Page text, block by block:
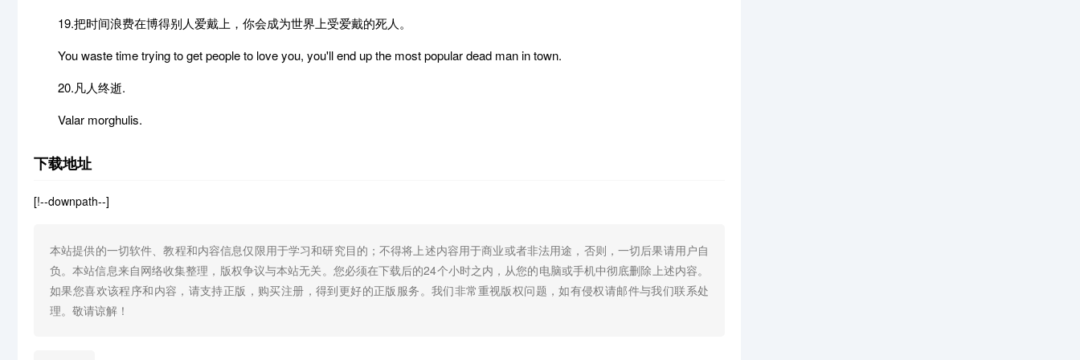
19.把时间浪费在博得别人爱戴上，你会成为世界上受爱戴的死人。
You waste time trying to get people to love you, you'll end up the most popular dead man in town.
20.凡人终逝.
Valar morghulis.
下载地址
[!--downpath--]
本站提供的一切软件、教程和内容信息仅限用于学习和研究目的；不得将上述内容用于商业或者非法用途，否则，一切后果请用户自
负。本站信息来自网络收集整理，版权争议与本站无关。您必须在下载后的24个小时之内，从您的电脑或手机中彻底删除上述内容。
如果您喜欢该程序和内容，请支持正版，购买注册，得到更好的正版服务。我们非常重视版权问题，如有侵权请邮件与我们联系处
理。敬请谅解！